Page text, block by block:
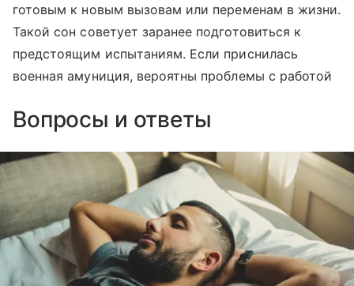
готовым к новым вызовам или переменам в жизни.
Такой сон советует заранее подготовиться к
предстоящим испытаниям. Если приснилась
военная амуниция, вероятны проблемы с работой
Вопросы и ответы